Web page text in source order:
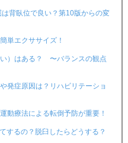
背臥位で良い？第10版からの変
単エクササイズ！
）はある？ 〜バランスの観点
発症原因は？リハビリテーショ
動療法による転倒予防が重要！
するの？脱臼したらどうする？